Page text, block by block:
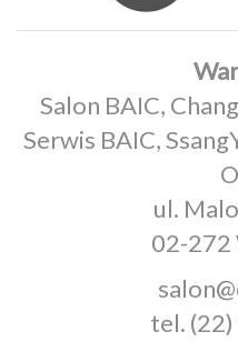
Salon BAIC,
Serwis BAIC,
ul.
02-272
tel.